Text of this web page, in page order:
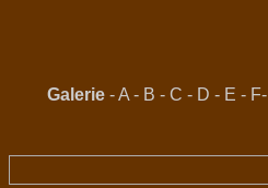
Galerie -A - B - C - D - E - F-